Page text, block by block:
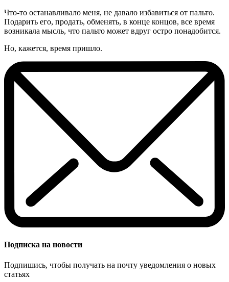
Что-то останавливало меня, не давало избавиться от пальто.
Подарить его, продать, обменять, в конце концов, все время
возникала мысль, что пальто может вдруг остро понадобится.
Но, кажется, время пришло.
Подписка на новости
Подпишись, чтобы получать на почту уведомления о новых
статьях